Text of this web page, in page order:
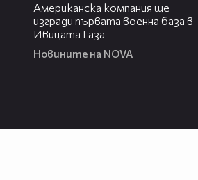
Американска компания ще
изгради първата военна база в
Ивицата Газа
Новините на NOVA